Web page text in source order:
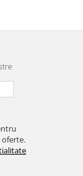
oferte.